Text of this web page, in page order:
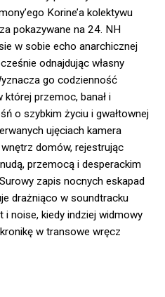
Korine’a kolektywu
pokazywane na 24. NH
w sobie echo anarchicznej
odnajdując własny
go codzienność
której przemoc, banał i
o szybkim życiu i gwałtownej
ujęciach kamera
domów, rejestrując
przemocą i desperackim
zapis nocnych eskapad
drażniąco w soundtracku
noise, kiedy indziej widmowy
w transowe wręcz